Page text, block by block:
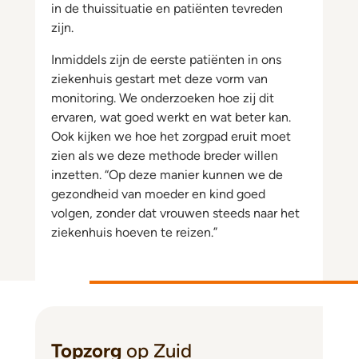
in de thuissituatie en patiënten tevreden
zijn.
Inmiddels zijn de eerste patiënten in ons
ziekenhuis gestart met deze vorm van
monitoring. We onderzoeken hoe zij dit
ervaren, wat goed werkt en wat beter kan.
Ook kijken we hoe het zorgpad eruit moet
zien als we deze methode breder willen
inzetten. “Op deze manier kunnen we de
gezondheid van moeder en kind goed
volgen, zonder dat vrouwen steeds naar het
ziekenhuis hoeven te reizen.”
Topzorg op Zuid